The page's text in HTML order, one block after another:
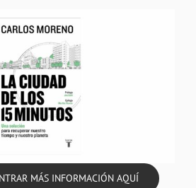
MÁS INFORMACIÓN AQUÍ